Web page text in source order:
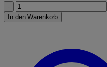
MÄHDRESCHER
JOHN
DEERE
In den Warenkorb